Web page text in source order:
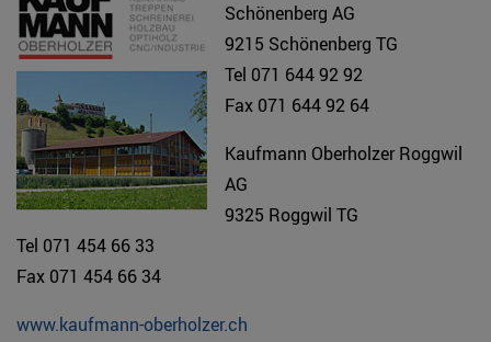
Schönenberg AG
9215 Schönenberg TG
Tel 071 644 92 92
Fax 071 644 92 64
Kaufmann Oberholzer Roggwil
AG
9325 Roggwil TG
Tel 071 454 66 33
Fax 071 454 66 34
www.kaufmann-oberholzer.ch